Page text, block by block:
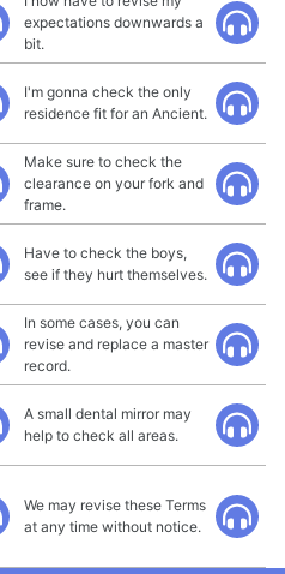
expectations downwards a
bit.
I'm gonna check the only
residence fit for an Ancient.
Make sure to check the
clearance on your fork and
frame.
Have to check the boys,
see if they hurt themselves.
In some cases, you can
revise and replace a master
record.
A small dental mirror may
help to check all areas.
We may revise these Terms
at any time without notice.